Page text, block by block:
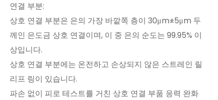
연결 부분:
상호 연결 부분은 은의 가장 바깥쪽 층이 30μm±5μm 두
께인 은도금 상호 연결이며, 이 중 은의 순도는 99.95% 이
상입니다.
상호 연결 부분에는 온전하고 손상되지 않은 스트레인 릴
리프 링이 있습니다.
파손 없이 피로 테스트를 거친 상호 연결 부품 응력 완화